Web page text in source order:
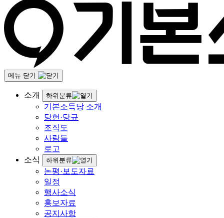
메뉴 닫기
소개 하위분류
기본소득당 소개
당헌·당규
조직도
사람들
로고
소식
하위분류
논평·보도자료
일정
행사소식
홍보자료
공지사항